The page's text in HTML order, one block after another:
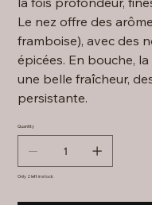
Le nez offre des
framboise), avec des
épicées. En bouche,
une belle fraîcheur,
persistante.
Quantity
Only 2 left in stock